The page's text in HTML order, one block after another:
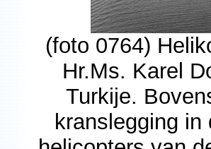
(foto 0764)
Hr.Ms. Karel
Turkije.
kranslegging